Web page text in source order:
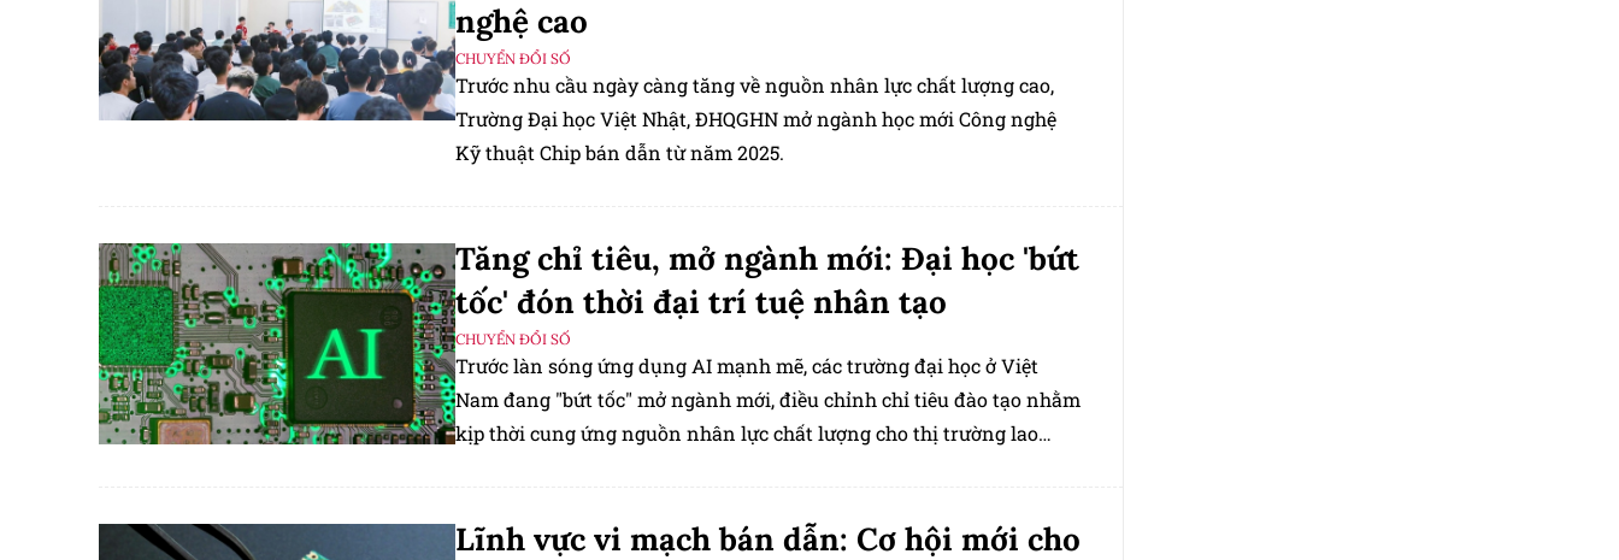
nghệ cao
CHUYỂN ĐỔI SỐ
Trước nhu cầu ngày càng tăng về nguồn nhân lực chất lượng cao,
Trường Đại học Việt Nhật, ĐHQGHN mở ngành học mới Công nghệ
Kỹ thuật Chip bán dẫn từ năm 2025.
Tăng chỉ tiêu, mở ngành mới: Đại học 'bứt
tốc' đón thời đại trí tuệ nhân tạo
CHUYỂN ĐỔI SỐ
Trước làn sóng ứng dụng AI mạnh mẽ, các trường đại học ở Việt
Nam đang "bứt tốc" mở ngành mới, điều chỉnh chỉ tiêu đào tạo nhằm
kịp thời cung ứng nguồn nhân lực chất lượng cho thị trường lao
Lĩnh vực vi mạch bán dẫn: Cơ hội mới cho